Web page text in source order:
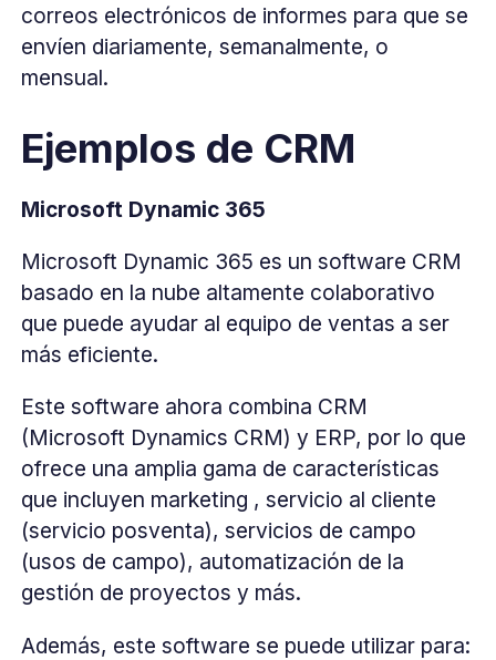
correos electrónicos de informes para que se
envíen diariamente, semanalmente, o
mensual.
Ejemplos de CRM
Microsoft Dynamic 365
Microsoft Dynamic 365 es un software CRM
basado en la nube altamente colaborativo
que puede ayudar al equipo de ventas a ser
más eficiente.
Este software ahora combina CRM
(Microsoft Dynamics CRM) y ERP, por lo que
ofrece una amplia gama de características
que incluyen marketing , servicio al cliente
(servicio posventa), servicios de campo
(usos de campo), automatización de la
gestión de proyectos y más.
Además, este software se puede utilizar para: